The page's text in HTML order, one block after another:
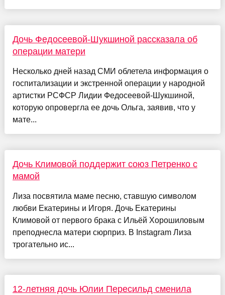
Дочь Федосеевой-Шукшиной рассказала об
операции матери
Несколько дней назад СМИ облетела информация о
госпитализации и экстренной операции у народной
артистки РСФСР Лидии Федосеевой-Шукшиной,
которую опровергла ее дочь Ольга, заявив, что у
мате...
Дочь Климовой поддержит союз Петренко с
мамой
Лиза посвятила маме песню, ставшую символом
любви Екатерины и Игоря. Дочь Екатерины
Климовой от первого брака с Ильёй Хорошиловым
преподнесла матери сюрприз. В Instagram Лиза
трогательно ис...
12-летняя дочь Юлии Пересильд сменила